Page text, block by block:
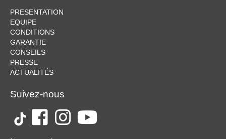
PRESENTATION
EQUIPE
CONDITIONS
GARANTIE
CONSEILS
PRESSE
ACTUALITÉS
Suivez-nous